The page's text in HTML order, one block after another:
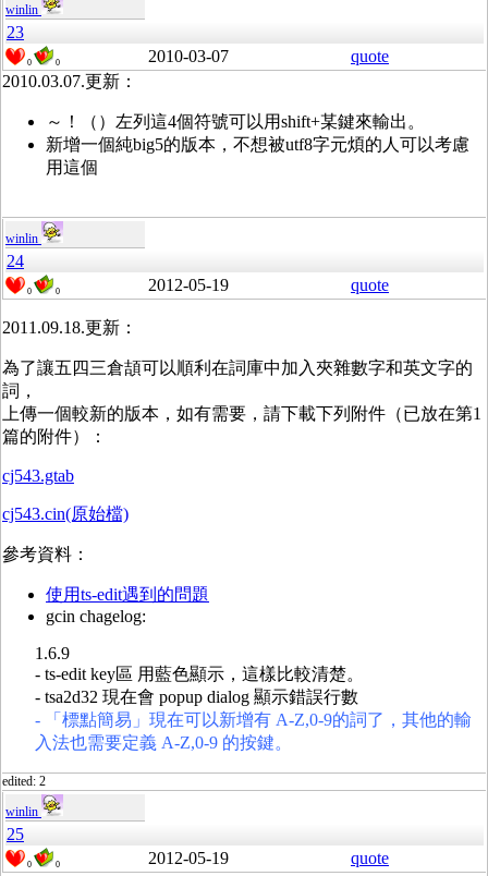
winlin
23
0 0 2010-03-07
quote
2010.03.07.更新：
～！（）左列這4個符號可以用shift+某鍵來輸出。
新增一個純big5的版本，不想被utf8字元煩的人可以考慮
用這個
winlin
24
0 0 2012-05-19 quote
2011.09.18.更新：
為了讓五四三倉頡可以順利在詞庫中加入夾雜數字和英文字的
詞，
上傳一個較新的版本，如有需要，請下載下列附件（已放在第1
篇的附件）：
cj543.gtab
cj543.cin(原始檔)
參考資料：
使用ts-edit遇到的問題
gcin chagelog:
1.6.9
- ts-edit key區 用藍色顯示，這樣比較清楚。
- tsa2d32 現在會 popup dialog 顯示錯誤行數
- 「標點簡易」現在可以新增有 A-Z,0-9的詞了，其他的輸
入法也需要定義 A-Z,0-9 的按鍵。
edited: 2
winlin
25
0 0 2012-05-19 quote